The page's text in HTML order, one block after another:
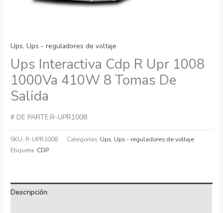
Ups,Ups - reguladores de voltaje
Ups Interactiva Cdp R Upr 1008
1000Va 410W 8 Tomas De
Salida
# DE PARTE:R-UPR1008
SKU: R-UPR1008 Categorías: Ups, Ups - reguladores de voltaje
Etiqueta: CDP
Descripción